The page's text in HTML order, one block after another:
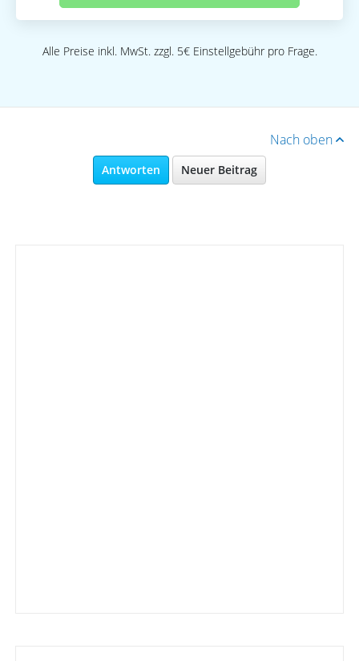
Alle Preise inkl. MwSt. zzgl. 5€ Einstellgebühr pro Frage.
Nach oben
Antworten Neuer Beitrag